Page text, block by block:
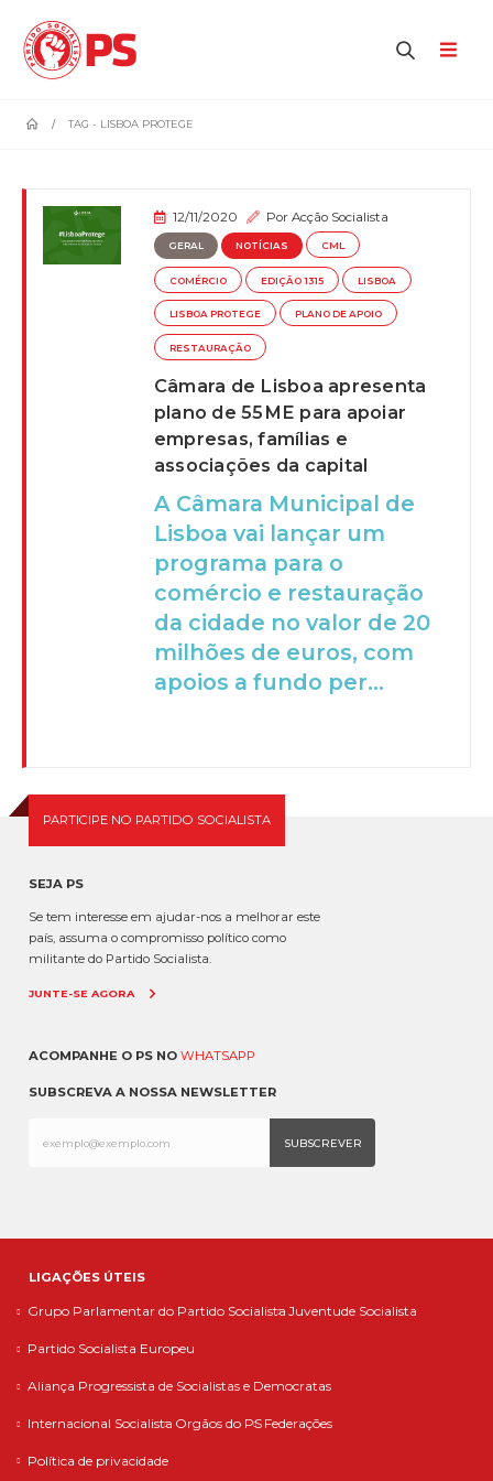
TAG - LISBOA PROTEGE
12/11/2020 PorAcção Socialista
GERAL NOTÍCIAS CML
COMÉRCIO EDIÇÃO 1315 LISBOA
LISBOA PROTEGE PLANO DE APOIO
RESTAURAÇÃO
Câmara de Lisboa apresenta
plano de 55ME para apoiar
empresas, famílias e
associações da capital
A Câmara Municipal de
Lisboa vai lançar um
programa para o
comércio e restauração
da cidade no valor de 20
milhões de euros, com
apoios a fundo per...
PARTICIPE NO PARTIDO SOCIALISTA
SEJA PS
Se tem interesse em ajudar-nos a melhorar este
país, assuma o compromisso político como
militante do Partido Socialista.
JUNTE-SE AGORA
ACOMPANHE O PS NO WHATSAPP
SUBSCREVA A NOSSA NEWSLETTER
LIGAÇÕES ÚTEIS
Grupo Parlamentar do Partido Socialista Juventude Socialista
Partido Socialista Europeu
Aliança Progressista de Socialistas e Democratas
Internacional Socialista Orgãos do PS Federações
Política de privacidade